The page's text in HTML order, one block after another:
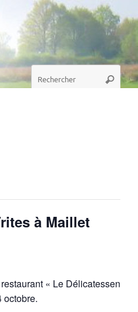
Recherche
pour
à Maillet
« Le Délicatessen
octobre.